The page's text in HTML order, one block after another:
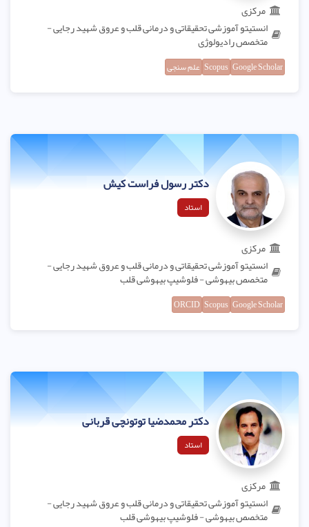
مرکزی
انستیتو آموزشی تحقیقاتی و درمانی قلب و عروق شهید رجایی -
متخصص رادیولوژی
Google Scholar
Scopus علم سنجی
دکتر رسول فراست کیش
استاد
مرکزی
انستیتو آموزشی تحقیقاتی و درمانی قلب و عروق شهید رجایی -
متخصص بیهوشی - فلوشیپ بیهوشی قلب
Google Scholar
Scopus
ORCID
دکتر محمدضیا توتونچی قربانی
استاد
مرکزی
انستیتو آموزشی تحقیقاتی و درمانی قلب و عروق شهید رجایی -
متخصص بیهوشی - فلوشیپ بیهوشی قلب